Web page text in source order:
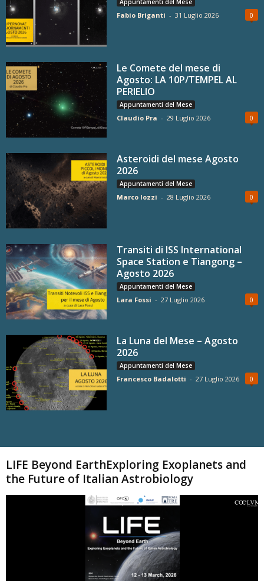
Appuntamenti del Mese
Fabio Briganti - 31 Luglio 2026 0
Le Comete del mese di
Agosto: LA 10P/TEMPEL AL
PERIELIO
Appuntamenti del Mese
Claudio Pra - 29 Luglio 2026 0
Asteroidi del mese Agosto
2026
Appuntamenti del Mese
Marco Iozzi - 28 Luglio 2026 0
Transiti di ISS International
Space Station e Tiangong –
Agosto 2026
Appuntamenti del Mese
Lara Fossi - 27 Luglio 2026 0
La Luna del Mese – Agosto
2026
Appuntamenti del Mese
Francesco Badalotti - 27 Luglio 2026 0
LIFE Beyond EarthExploring Exoplanets and
the Future of Italian Astrobiology